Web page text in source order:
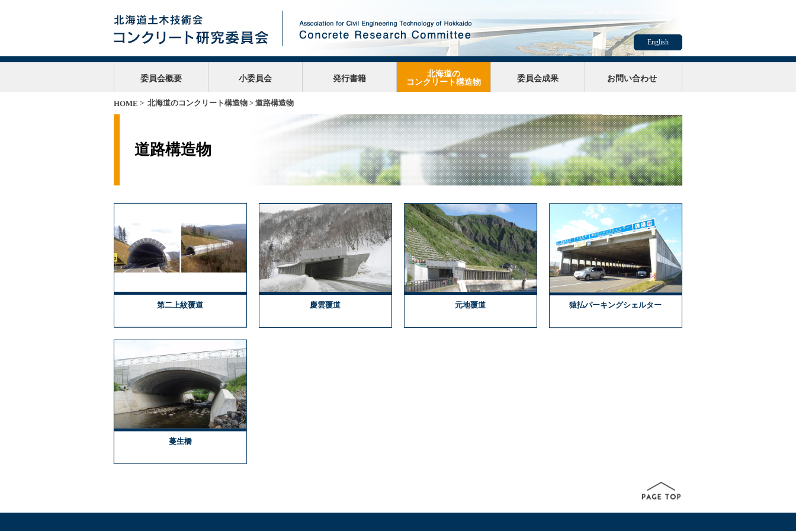
English
委員会概要 小委員会 発行書籍
北海道の
コンクリート構造物
委員会成果 お問い合わせ
HOME >北海道のコンクリート構造物> 道路構造物
道路構造物
第二上紋覆道 慶雲覆道 元地覆道 猿払パーキングシェルター
蔓生橋